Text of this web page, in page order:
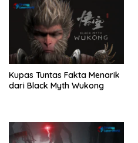
Kupas Tuntas Fakta Menarik
dari Black Myth Wukong